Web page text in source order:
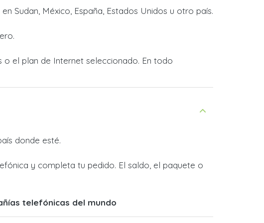
Sudan, México, España, Estados Unidos u otro país.
el plan de Internet seleccionado. En todo
donde esté.
y completa tu pedido. El saldo, el paquete o
telefónicas del mundo